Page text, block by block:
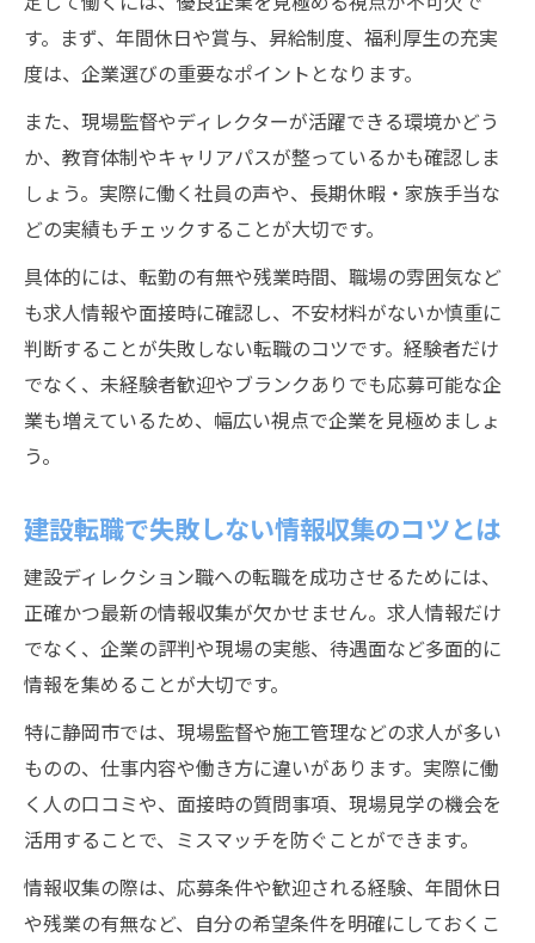
す。まず、年間休日や賞与、昇給制度、福利厚生の充実
度は、企業選びの重要なポイントとなります。
また、現場監督やディレクターが活躍できる環境かどう
か、教育体制やキャリアパスが整っているかも確認しま
しょう。実際に働く社員の声や、長期休暇・家族手当な
どの実績もチェックすることが大切です。
具体的には、転勤の有無や残業時間、職場の雰囲気など
も求人情報や面接時に確認し、不安材料がないか慎重に
判断することが失敗しない転職のコツです。経験者だけ
でなく、未経験者歓迎やブランクありでも応募可能な企
業も増えているため、幅広い視点で企業を見極めましょ
う。
建設転職で失敗しない情報収集のコツとは
建設ディレクション職への転職を成功させるためには、
正確かつ最新の情報収集が欠かせません。求人情報だけ
でなく、企業の評判や現場の実態、待遇面など多面的に
情報を集めることが大切です。
特に静岡市では、現場監督や施工管理などの求人が多い
ものの、仕事内容や働き方に違いがあります。実際に働
く人の口コミや、面接時の質問事項、現場見学の機会を
活用することで、ミスマッチを防ぐことができます。
情報収集の際は、応募条件や歓迎される経験、年間休日
や残業の有無など、自分の希望条件を明確にしておくこ